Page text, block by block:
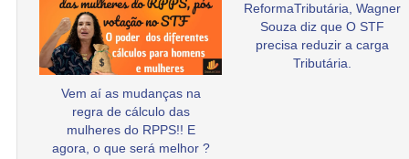
Vem aí as mudanças na
regra de cálculo das
mulheres do RPPS!! E
agora, o que será melhor ?
ReformaTributária, Wagner
Souza diz que O STF
precisa reduzir a carga
Tributária.